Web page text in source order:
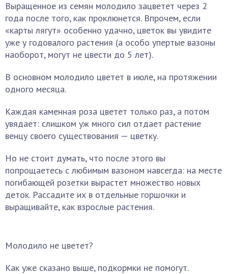
Выращенное из семян молодило зацветет через 2
года после того, как проклюнется. Впрочем, если
«карты лягут» особенно удачно, цветок вы увидите
уже у годовалого растения (а особо упертые вазоны
наоборот, могут не цвести до 5 лет).
В основном молодило цветет в июле, на протяжении
одного месяца.
Каждая каменная роза цветет только раз, а потом
увядает: слишком уж много сил отдает растение
венцу своего существования — цветку.
Но не стоит думать, что после этого вы
попрощаетесь с любимым вазоном навсегда: на месте
погибающей розетки вырастет множество новых
деток. Рассадите их в отдельные горшочки и
выращивайте, как взрослые растения.
Молодило не цветет?
Как уже сказано выше, подкормки не помогут.